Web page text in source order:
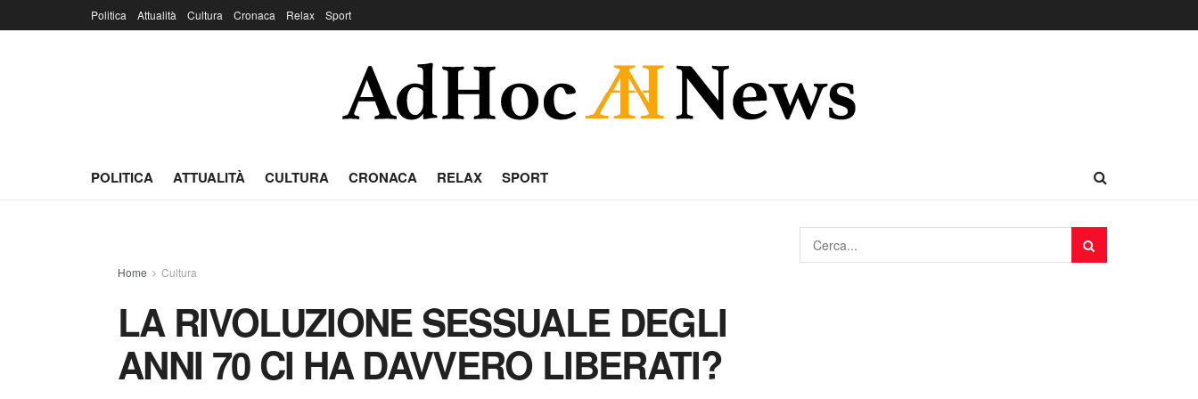
Politica Attualità Cultura Cronaca Relax Sport
POLITICA ATTUALITÀ CULTURA CRONACA RELAX SPORT
Home Cultura
LA RIVOLUZIONE SESSUALE DEGLI
ANNI 70 CI HA DAVVERO LIBERATI?